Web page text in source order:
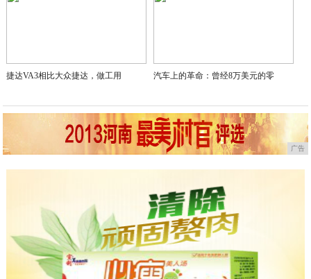
捷达VA3相比大众捷达，做工用 汽车上的革命：曾经8万美元的零
广告